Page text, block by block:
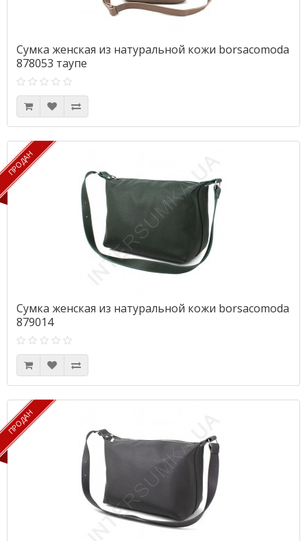
Сумка женская из натуральной кожи borsacomoda
878053 таупе
ПРОДАН
ПРОДАН
Сумка женская из натуральной кожи borsacomoda
879014
ПРОДАН
ПРОДАН